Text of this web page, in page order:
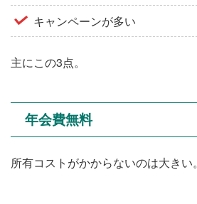
キャンペーンが多い
主にこの3点。
年会費無料
所有コストがかからないのは大きい。